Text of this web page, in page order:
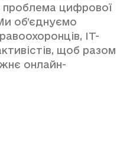
проблема цифрової
об’єднуємо
IT-
щоб разом
онлайн-